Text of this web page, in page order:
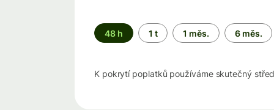
Časové
období
48 h 1 t 1 měs. 6 měs.
K pokrytí poplatků používáme skutečný